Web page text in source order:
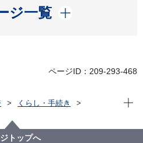
ジ一覧
開く
ページID：209-293-468
くらし・手続き
め本
め本 2023 ＜小学校中学年から＞
現在
トップへ